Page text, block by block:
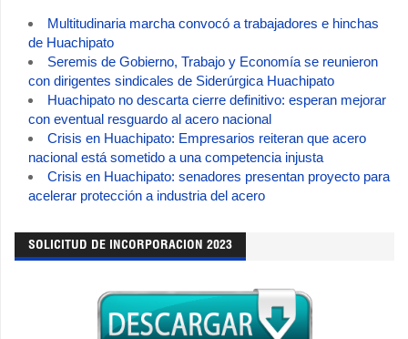
Multitudinaria marcha convocó a trabajadores e hinchas
de Huachipato
Seremis de Gobierno, Trabajo y Economía se reunieron
con dirigentes sindicales de Siderúrgica Huachipato
Huachipato no descarta cierre definitivo: esperan mejorar
con eventual resguardo al acero nacional
Crisis en Huachipato: Empresarios reiteran que acero
nacional está sometido a una competencia injusta
Crisis en Huachipato: senadores presentan proyecto para
acelerar protección a industria del acero
SOLICITUD DE INCORPORACION 2023